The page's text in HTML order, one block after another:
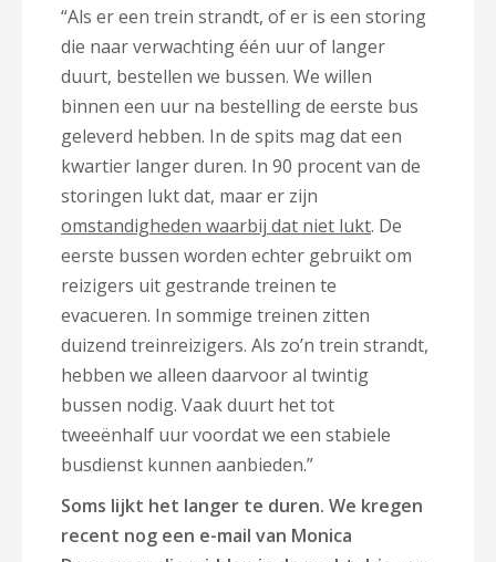
“Als er een trein strandt, of er is een storing
die naar verwachting één uur of langer
duurt, bestellen we bussen. We willen
binnen een uur na bestelling de eerste bus
geleverd hebben. In de spits mag dat een
kwartier langer duren. In 90 procent van de
storingen lukt dat, maar er zijn
omstandigheden waarbij dat niet lukt. De
eerste bussen worden echter gebruikt om
reizigers uit gestrande treinen te
evacueren. In sommige treinen zitten
duizend treinreizigers. Als zo’n trein strandt,
hebben we alleen daarvoor al twintig
bussen nodig. Vaak duurt het tot
tweeënhalf uur voordat we een stabiele
busdienst kunnen aanbieden.”
Soms lijkt het langer te duren. We kregen
recent nog een e-mail van Monica